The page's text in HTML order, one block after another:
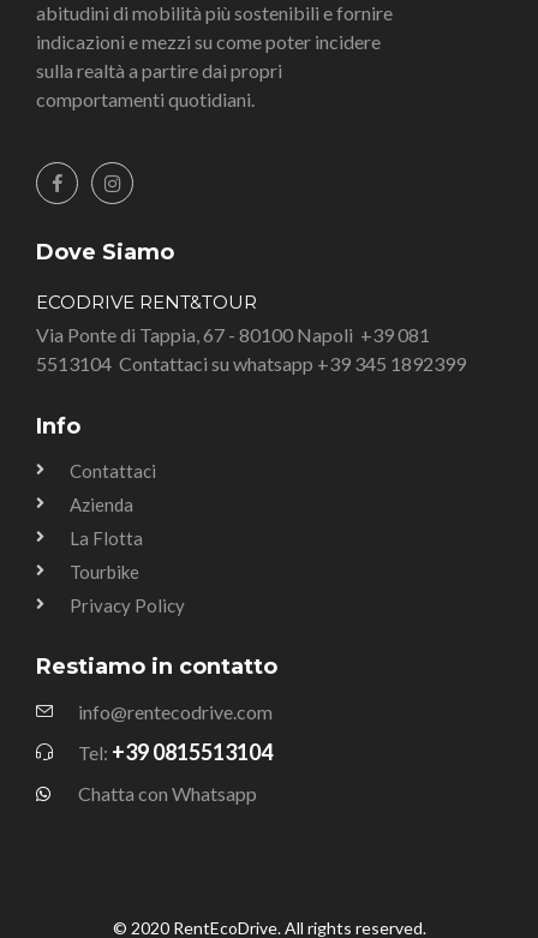
abitudini di mobilità più sostenibili e fornire
indicazioni e mezzi su come poter incidere
sulla realtà a partire dai propri
comportamenti quotidiani.
Dove Siamo
ECODRIVE RENT&TOUR
Via Ponte di Tappia, 67 - 80100 Napoli +39 081
5513104 Contattaci su whatsapp +39 345 1892399
Info
Contattaci
Azienda
La Flotta
Tourbike
Privacy Policy
Restiamo in contatto
info@rentecodrive.com
Tel: +39 0815513104
Chatta con Whatsapp
© 2020 RentEcoDrive. All rights reserved.